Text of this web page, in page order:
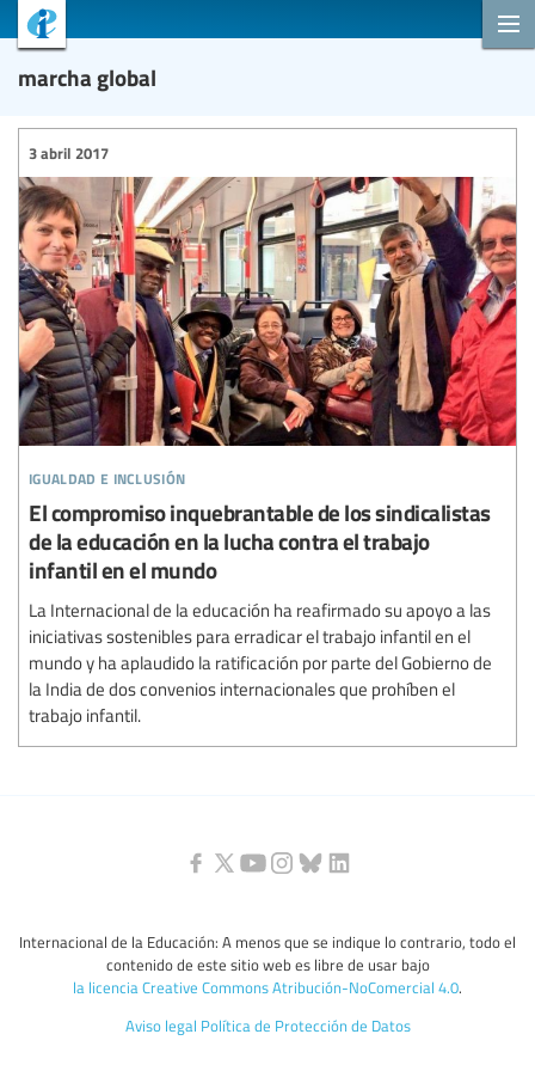
marcha global
igualdad e inclusión
3 abril 2017
El compromiso inquebrantable de los sindicalistas
de la educación en la lucha contra el trabajo
infantil en el mundo
La Internacional de la educación ha reafirmado su apoyo a las
iniciativas sostenibles para erradicar el trabajo infantil en el
mundo y ha aplaudido la ratificación por parte del Gobierno de
la India de dos convenios internacionales que prohíben el
trabajo infantil.
Internacional de la Educación: A menos que se indique lo contrario, todo el
contenido de este sitio web es libre de usar bajo
la licencia Creative Commons Atribución-NoComercial 4.0.
Aviso legal Política de Protección de Datos